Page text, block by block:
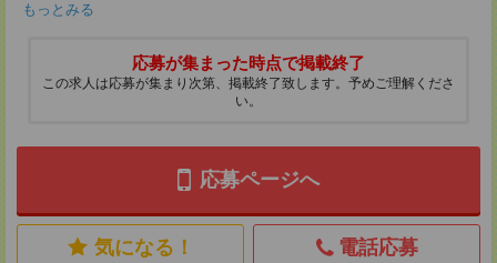
もっとみる
応募が集まった時点で掲載終了
この求人は応募が集まり次第、掲載終了致します。予めご理解くださ
い。
応募ページへ
気になる！ 電話応募